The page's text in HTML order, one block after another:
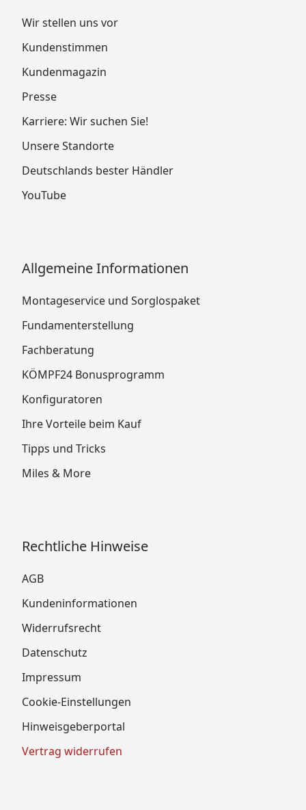
Wir stellen uns vor
Kundenstimmen
Kundenmagazin
Presse
Karriere: Wir suchen Sie!
Unsere Standorte
Deutschlands bester Händler
YouTube
Allgemeine Informationen
Montageservice und Sorglospaket
Fundamenterstellung
Fachberatung
KÖMPF24 Bonusprogramm
Konfiguratoren
Ihre Vorteile beim Kauf
Tipps und Tricks
Miles & More
Rechtliche Hinweise
AGB
Kundeninformationen
Widerrufsrecht
Datenschutz
Impressum
Cookie-Einstellungen
Hinweisgeberportal
Vertrag widerrufen